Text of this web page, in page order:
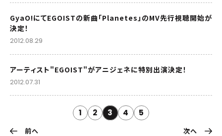
GyaO!にてEGOISTの新曲「Planetes」のMV先行視聴開始が
決定！
2012.08.29
アーティスト"EGOIST"がアニジェネに特別出演決定！
2012.07.31
1 2 3 4 5
前へ 次へ